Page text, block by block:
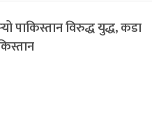
पाकिस्तान विरुद्ध युद्ध, कडा